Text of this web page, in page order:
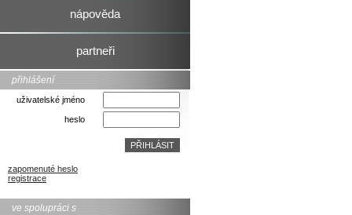
nápověda
partneři
přihlášení
uživatelské jméno
heslo
zapomenuté heslo
registrace
ve spolupráci s